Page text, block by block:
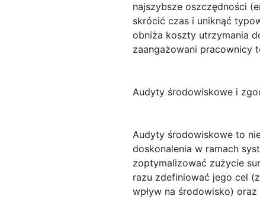
najszybsze oszczędności
skrócić czas i uniknąć
obniża koszty utrzymania
zaangażowani pracownicy
Audyty środowiskowe i
Audyty środowiskowe to
doskonalenia w ramach
zoptymalizować zużycie
razu zdefiniować jego cel
wpływ na środowisko)